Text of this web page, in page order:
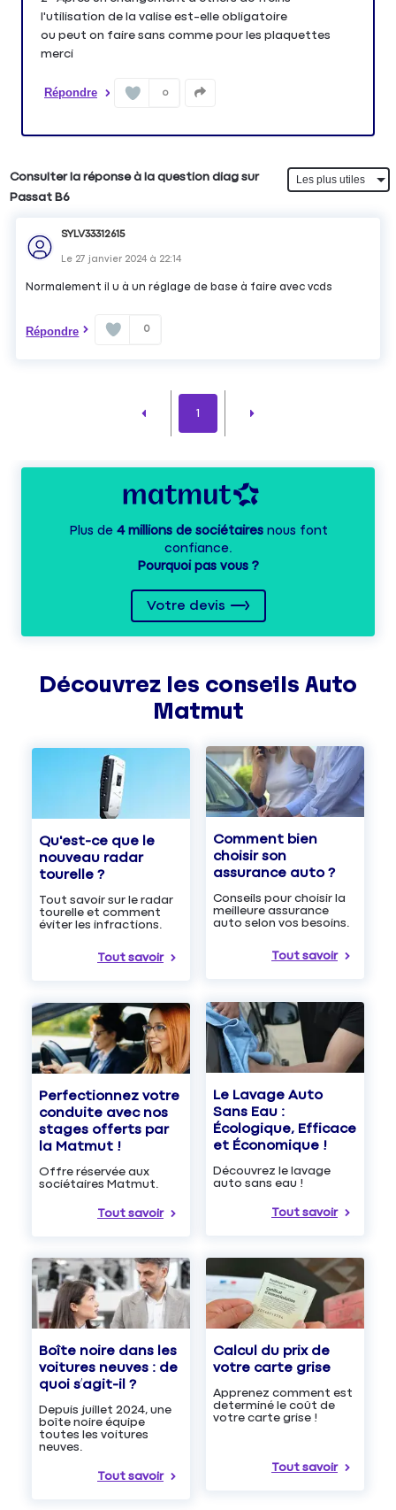
l'utilisation de la valise est-elle obligatoire
ou peut on faire sans comme pour les plaquettes
merci
Répondre 0
Consulter la réponse à la question diag sur
Passat B6
SYLV33312615
Le 27 janvier 2024 à 22:14
Normalement il u à un réglage de base à faire avec vcds
Répondre 0
1
Plus de 4 millions de sociétairesnous font
confiance.
Pourquoi pas vous ?
Votre devis
Découvrez les conseils Auto
Matmut
Qu'est-ce que le
nouveau radar
tourelle ?
Tout savoir sur le radar
tourelle et comment
éviter les infractions.
Tout savoir
Comment bien
choisir son
assurance auto ?
Conseils pour choisir la
meilleure assurance
auto selon vos besoins.
Tout savoir
Perfectionnez votre
conduite avec nos
stages offerts par
la Matmut !
Offre réservée aux
sociétaires Matmut.
Tout savoir
Le Lavage Auto
Sans Eau :
Écologique, Efficace
et Économique !
Découvrez le lavage
auto sans eau !
Tout savoir
Boîte noire dans les
voitures neuves : de
quoi s’agit-il ?
Depuis juillet 2024, une
boîte noire équipe
toutes les voitures
neuves.
Tout savoir
Calcul du prix de
votre carte grise
Apprenez comment est
determiné le coût de
votre carte grise !
Tout savoir